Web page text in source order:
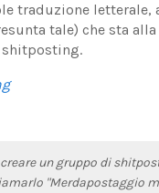
traduzione letterale,
tale) che sta
un gruppo di
"Merdapostaggio